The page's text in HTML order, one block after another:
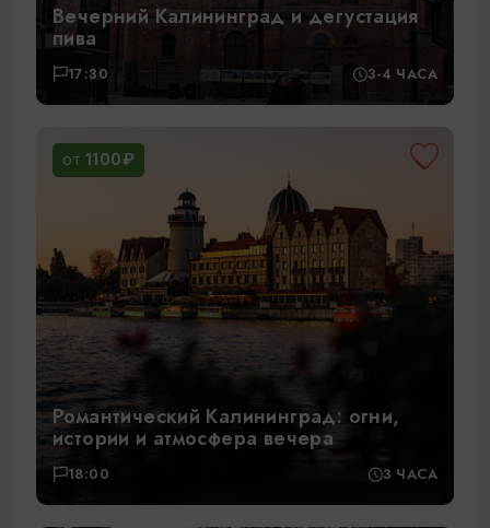
Вечерний Калининград и дегустация
пива
17:30 3-4 ЧАСА
ОТ 1100₽
Романтический Калининград: огни,
истории и атмосфера вечера
18:00 3 ЧАСА